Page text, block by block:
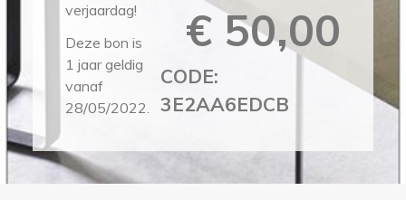
verjaardag!
Deze bon is
1 jaar geldig
vanaf
28/05/2022.
€ 50,00
CODE:
3E2AA6EDCB